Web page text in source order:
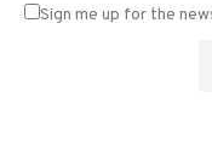
Sign me up for the